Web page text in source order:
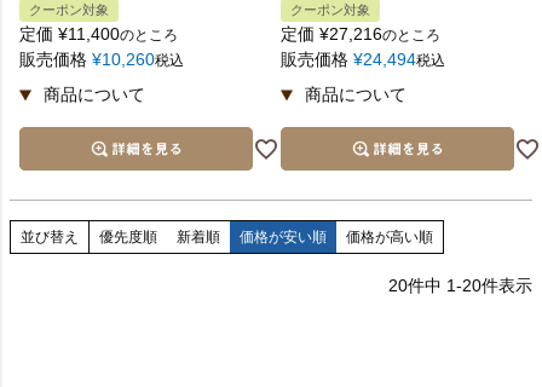
クーポン対象
定価 ¥11,400のところ
販売価格 ¥10,260税込
クーポン対象
定価 ¥27,216のところ
販売価格 ¥24,494税込
並び替え 優先度順 新着順 価格が安い順 価格が高い順
20件中 1-20件表示